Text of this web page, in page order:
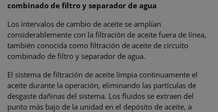
combinado de filtro y separador de agua
Los intervalos de cambio de aceite se amplían
considerablemente con la filtración de aceite fuera de línea,
también conocida como filtración de aceite de circuito
combinado de filtro y separador de agua.
El sistema de filtración de aceite limpia continuamente el
aceite durante la operación, eliminando las partículas de
desgaste dañinas del sistema. Los fluidos se extraen del
punto más bajo de la unidad en el depósito de aceite, a